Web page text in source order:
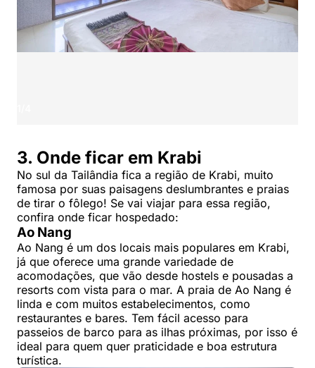
3. Onde ficar em Krabi
No sul da Tailândia fica a região de Krabi, muito
famosa por suas paisagens deslumbrantes e praias
de tirar o fôlego! Se vai viajar para essa região,
confira onde ficar hospedado:
Ao Nang
Ao Nang é um dos locais mais populares em Krabi,
já que oferece uma grande variedade de
acomodações, que vão desde hostels e pousadas a
resorts com vista para o mar. A praia de Ao Nang é
linda e com muitos estabelecimentos, como
restaurantes e bares. Tem fácil acesso para
passeios de barco para as ilhas próximas, por isso é
ideal para quem quer praticidade e boa estrutura
turística.